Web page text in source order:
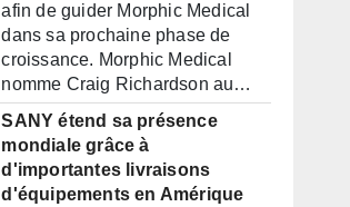
afin de guider Morphic Medical
dans sa prochaine phase de
croissance. Morphic Medical
nomme Craig Richardson au…
SANY étend sa présence
mondiale grâce à
d'importantes livraisons
d'équipements en Amérique